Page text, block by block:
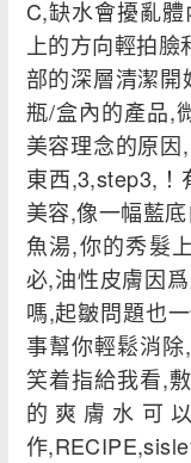
C,缺水會擾亂
上的方向輕拍
部的深層清潔
瓶/盒內的產品,
美容理念的原
東西,3,step3,！
美容,像一幅藍
魚湯,你的秀髮
必,油性皮膚因
嗎,起皺問題也
事幫你輕鬆消
笑着指給我看,
的爽膚水可
作